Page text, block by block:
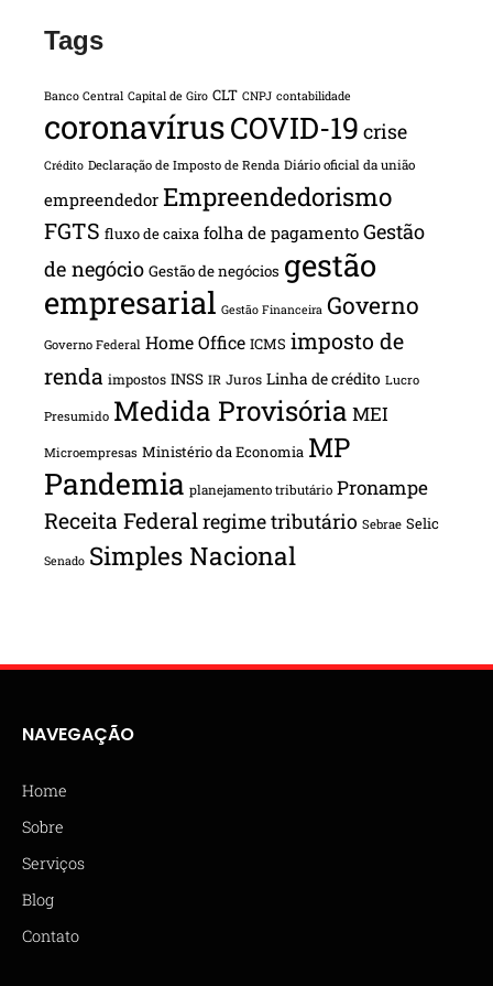
Tags
Banco Central Capital de Giro CLT CNPJ contabilidade
coronavírusCOVID-19 crise
Crédito Declaração de Imposto de Renda Diário oficial da união
empreendedor Empreendedorismo
FGTS fluxo de caixa folha de pagamento Gestão
de negócio Gestão de negócios gestão
empresarial Gestão Financeira Governo
Governo Federal Home Office ICMS imposto de
renda impostos INSS IR Juros Linha de crédito Lucro
Presumido Medida Provisória MEI
Microempresas Ministério da Economia MP
Pandemia planejamento tributário Pronampe
Receita Federalregime tributário Sebrae Selic
Senado Simples Nacional
NAVEGAÇÃO
Home
Sobre
Serviços
Blog
Contato